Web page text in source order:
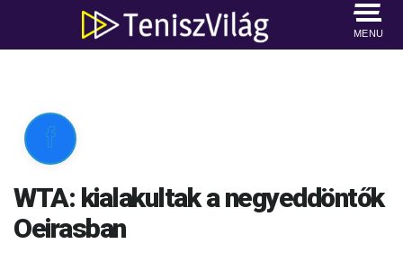
MENU

WTA: kialakultak a negyeddöntők
Oeirasban